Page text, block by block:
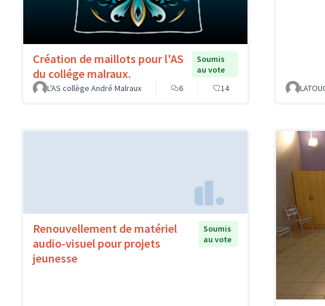
Création de maillots pour l'AS
du collége malraux.
Soumis
au vote
L'AS collège André Malraux
6 14
Renouvellement de matériel
audio-visuel pour projets
jeunesse
Soumis
au vote